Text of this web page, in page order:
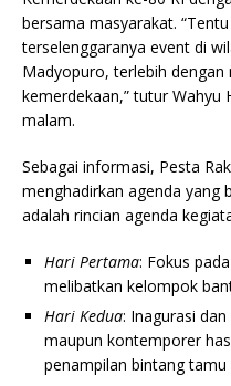
bersama masyarakat.
terselenggaranya event di
Madyopuro, terlebih
kemerdekaan,” tutur Wahyu
malam.
Sebagai informasi, Pesta
menghadirkan agenda yang
adalah rincian agenda
Hari Pertama: Fokus
melibatkan kelompok
Hari Kedua: Inagurasi
maupun kontemporer
penampilan bintang tamu